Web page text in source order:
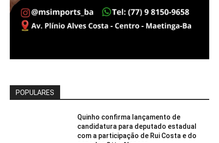
POPULARES
Quinho confirma lançamento de
candidatura para deputado estadual
com a participação de Rui Costa e do